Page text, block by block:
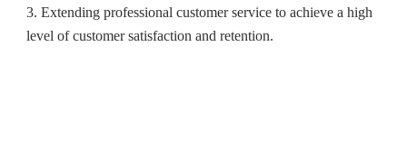
3. Extending professional customer service to achieve a high
level of customer satisfaction and retention.